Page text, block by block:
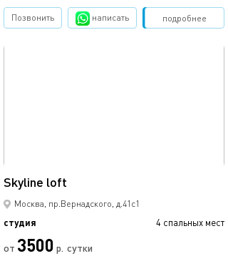
подробнее
Позвонить написать Забронировать
Skyline loft
Москва, пр.Вернадского, д.41с1
студия 4 спальных мест
от 3500 р. сутки